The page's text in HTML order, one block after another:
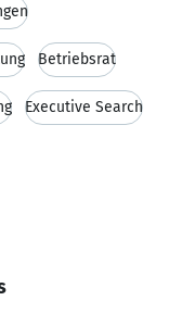
Betriebsrat
Executive Search